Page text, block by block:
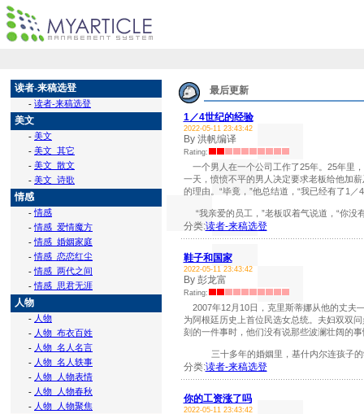
读者-来稿选登
- 读者-来稿选登
美文
- 美文
- 美文_其它
- 美文_散文
- 美文_诗歌
情感
-情感
-情感_爱情魔方
-情感_婚姻家庭
-情感_恋恋红尘
-情感_两代之间
-情感_思君无涯
人物
- 人物
- 人物_布衣百姓
- 人物_名人名言
- 人物_名人轶事
- 人物_人物表情
- 人物_人物春秋
- 人物_人物聚焦
最后更新
1／4世纪的经验
2022-05-11 23:43:42
By 洪帆编译
Rating:
一个男人在一个公司工作了25年。25年里
一天，愤愤不平的男人决定要求老板给他加
的理由。“毕竟，”他总结道，“我已经有了1／
“我亲爱的员工，”老板叹着气说道，“你没
分类:读者-来稿选登
鞋子和国家
2022-05-11 23:43:42
By 彭龙富
Rating:
2007年12月10日，克里斯蒂娜从他的丈夫
为阿根廷历史上首位民选女总统。夫妇双双
刻的一件事时，他们没有说那些波澜壮阔的
三十多年的婚姻里，基什内尔连孩子的学
分类:读者-来稿选登
你的工资涨了吗
2022-05-11 23:43:42